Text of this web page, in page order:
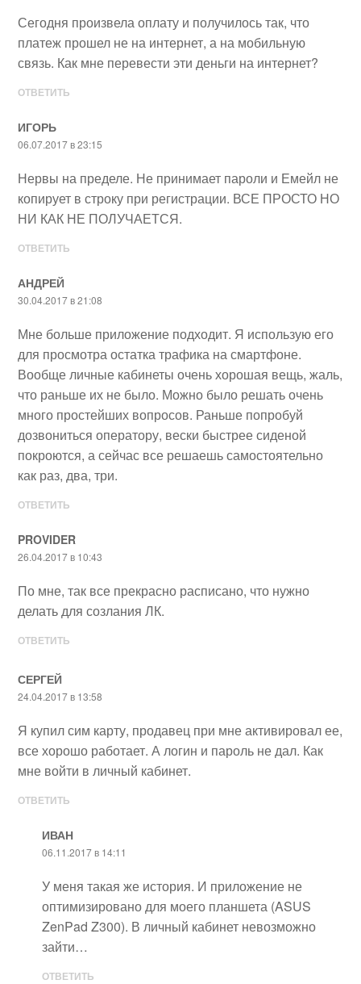
Сегодня произвела оплату и получилось так, что
платеж прошел не на интернет, а на мобильную
связь. Как мне перевести эти деньги на интернет?
ОТВЕТИТЬ
ИГОРЬ
06.07.2017 в 23:15
Нервы на пределе. Не принимает пароли и Емейл не
копирует в строку при регистрации. ВСЕ ПРОСТО НО
НИ КАК НЕ ПОЛУЧАЕТСЯ.
ОТВЕТИТЬ
АНДРЕЙ
30.04.2017 в 21:08
Мне больше приложение подходит. Я использую его
для просмотра остатка трафика на смартфоне.
Вообще личные кабинеты очень хорошая вещь, жаль,
что раньше их не было. Можно было решать очень
много простейших вопросов. Раньше попробуй
дозвониться оператору, вески быстрее сиденой
покроются, а сейчас все решаешь самостоятельно
как раз, два, три.
ОТВЕТИТЬ
PROVIDER
26.04.2017 в 10:43
По мне, так все прекрасно расписано, что нужно
делать для созлания ЛК.
ОТВЕТИТЬ
СЕРГЕЙ
24.04.2017 в 13:58
Я купил сим карту, продавец при мне активировал ее,
все хорошо работает. А логин и пароль не дал. Как
мне войти в личный кабинет.
ОТВЕТИТЬ
ИВАН
06.11.2017 в 14:11
У меня такая же история. И приложение не
оптимизировано для моего планшета (ASUS
ZenPad Z300). В личный кабинет невозможно
зайти…
ОТВЕТИТЬ